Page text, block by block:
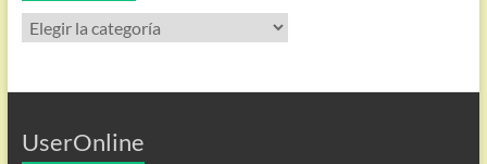
Categorías
UserOnline